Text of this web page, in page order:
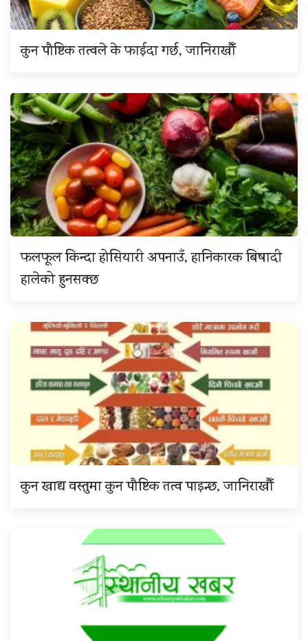
कुन पौष्टिक तत्वले के फाईदा गर्छ, जानिराखौँ
फलफूल किन्दा होसियारी अपनाउँ, हानिकारक बिषादी
हालेको हुनसक्छ
कुन खाद्य वस्तुमा कुन पौष्टिक तत्व पाइन्छ, जानिराखौँ